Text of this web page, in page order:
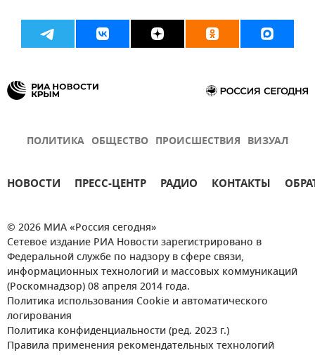
ПОЛИТИКА ОБЩЕСТВО ПРОИСШЕСТВИЯ ВИЗУАЛ
НОВОСТИ ПРЕСС-ЦЕНТР РАДИО КОНТАКТЫ
© 2026 МИА «Россия сегодня»
Сетевое издание РИА Новости зарегистрировано в
Федеральной службе по надзору в сфере связи,
информационных технологий и массовых коммуникаций
(Роскомнадзор) 08 апреля 2014 года.
Политика использования Cookie и автоматического
логирования
Политика конфиденциальности (ред. 2023 г.)
Правила применения рекомендательных технологий